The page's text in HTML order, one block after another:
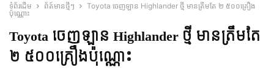
ទំព័រដើម ព័ត៍មានថ្មីៗ
Toyota ចេញឡាន Highlander ថ្មី មានត្រឹមតែ ២​ ៥០០គ្រឿង
ប៉ុណ្ណោះ
Toyota ចេញឡាន Highlander ថ្មី មានត្រឹមតែ
២​ ៥០០គ្រឿងប៉ុណ្ណោះ